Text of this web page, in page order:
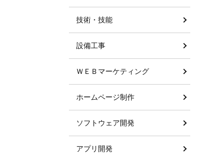
技術・技能
設備工事
ＷＥＢマーケティング
ホームページ制作
ソフトウェア開発
アプリ開発